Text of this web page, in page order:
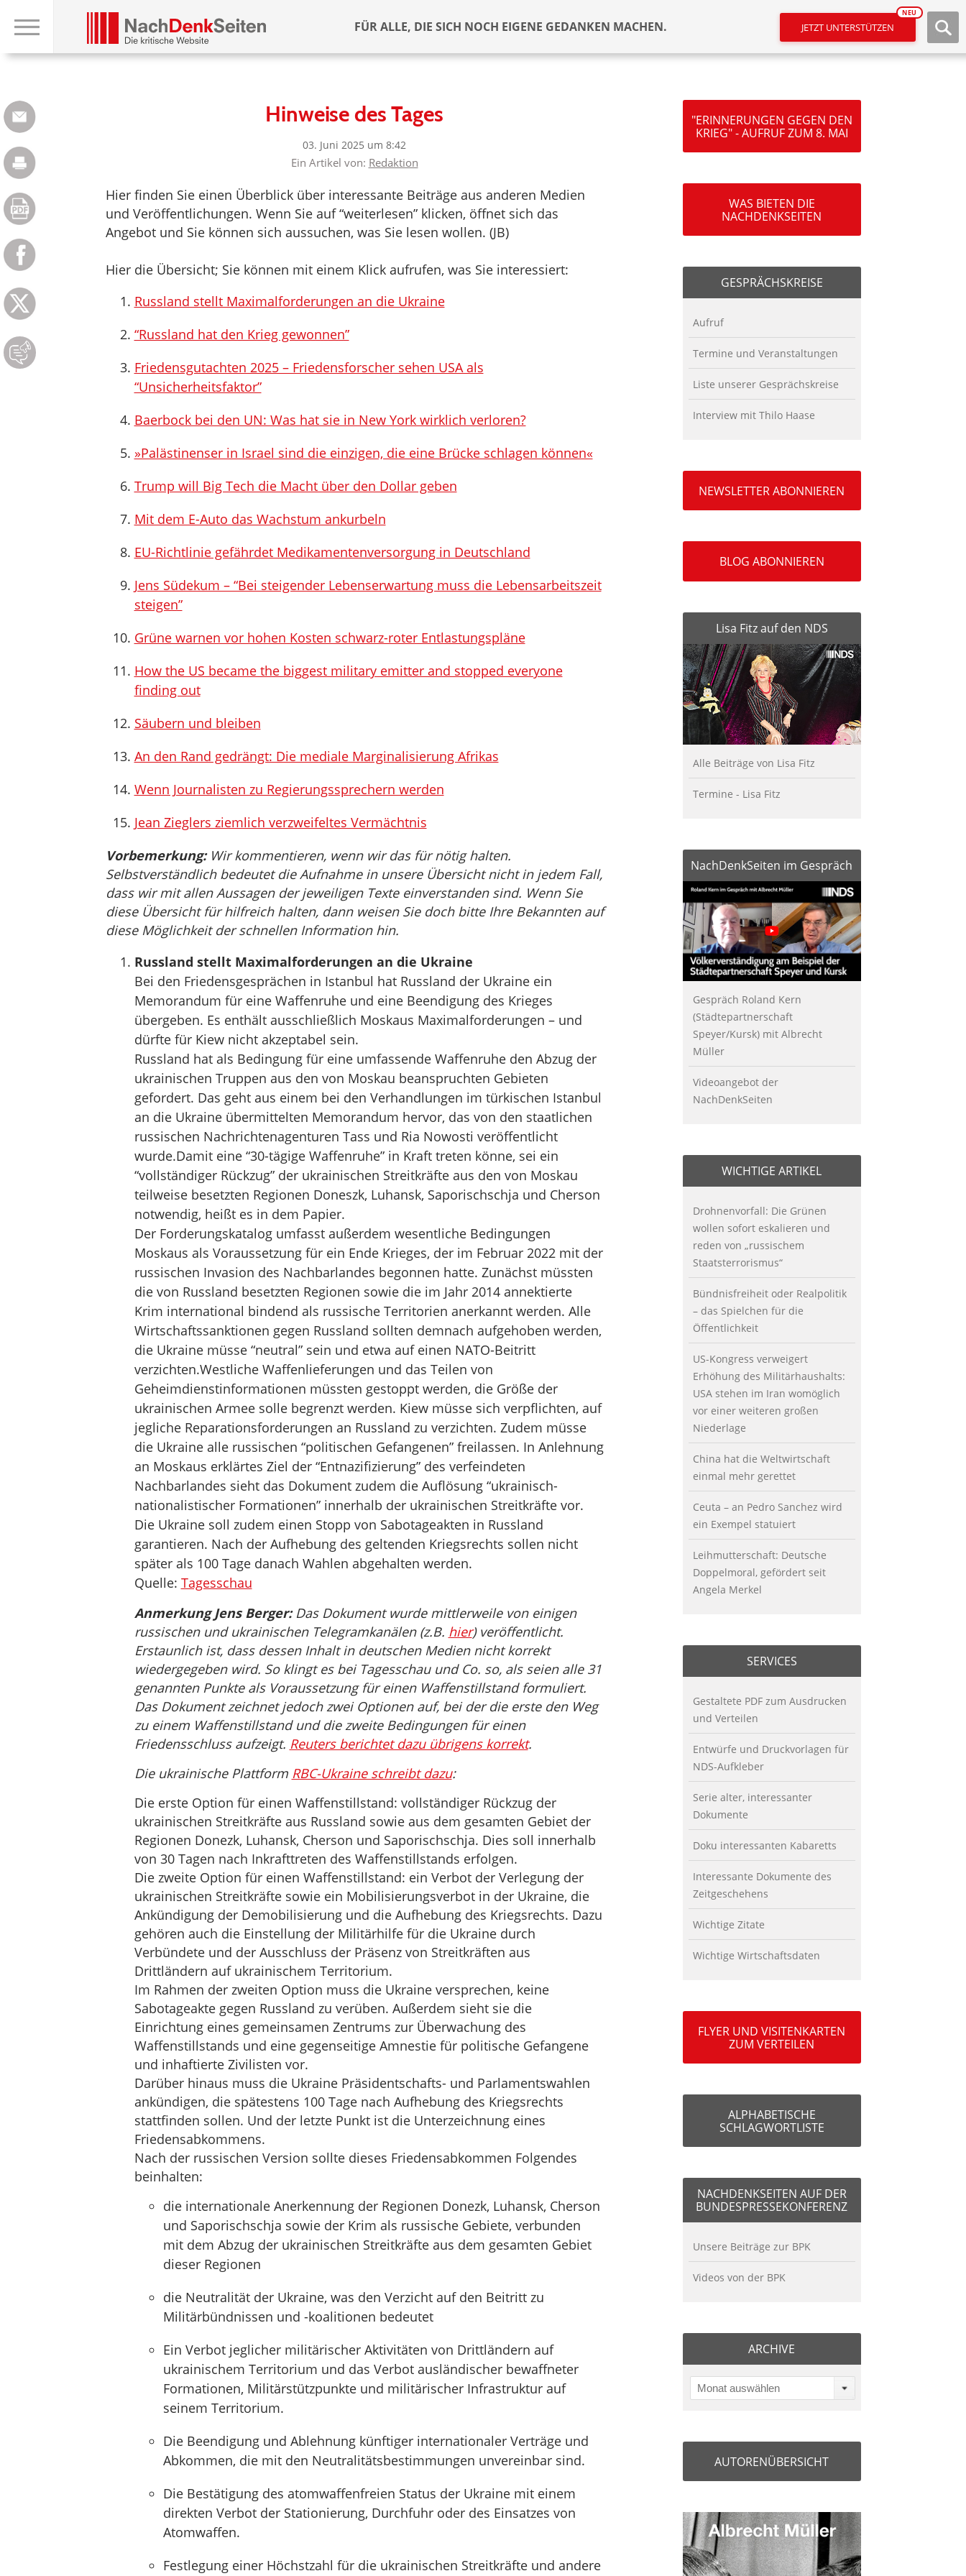
FÜR ALLE, DIE SICH NOCH EIGENE GEDANKEN MACHEN. JETZT UNTERSTÜTZEN
NEU
Hinweise des Tages
03. Juni 2025 um 8:42
Ein Artikel von: Redaktion
Hier finden Sie einen Überblick über interessante Beiträge aus anderen Medien
und Veröffentlichungen. Wenn Sie auf “weiterlesen” klicken, öffnet sich das
Angebot und Sie können sich aussuchen, was Sie lesen wollen. (JB)
Hier die Übersicht; Sie können mit einem Klick aufrufen, was Sie interessiert:
Russland stellt Maximalforderungen an die Ukraine
“Russland hat den Krieg gewonnen”
Friedensgutachten 2025 – Friedensforscher sehen USA als
“Unsicherheitsfaktor”
Baerbock bei den UN: Was hat sie in New York wirklich verloren?
»Palästinenser in Israel sind die einzigen, die eine Brücke schlagen können«
Trump will Big Tech die Macht über den Dollar geben
Mit dem E-Auto das Wachstum ankurbeln
EU-Richtlinie gefährdet Medikamentenversorgung in Deutschland
Jens Südekum – “Bei steigender Lebenserwartung muss die Lebensarbeitszeit
steigen”
Grüne warnen vor hohen Kosten schwarz-roter Entlastungspläne
How the US became the biggest military emitter and stopped everyone
finding out
Säubern und bleiben
An den Rand gedrängt: Die mediale Marginalisierung Afrikas
Wenn Journalisten zu Regierungssprechern werden
Jean Zieglers ziemlich verzweifeltes Vermächtnis
Vorbemerkung:Wir kommentieren, wenn wir das für nötig halten.
Selbstverständlich bedeutet die Aufnahme in unsere Übersicht nicht in jedem Fall,
dass wir mit allen Aussagen der jeweiligen Texte einverstanden sind. Wenn Sie
diese Übersicht für hilfreich halten, dann weisen Sie doch bitte Ihre Bekannten auf
diese Möglichkeit der schnellen Information hin.
Russland stellt Maximalforderungen an die Ukraine
Bei den Friedensgesprächen in Istanbul hat Russland der Ukraine ein
Memorandum für eine Waffenruhe und eine Beendigung des Krieges
übergeben. Es enthält ausschließlich Moskaus Maximalforderungen – und
dürfte für Kiew nicht akzeptabel sein.
Russland hat als Bedingung für eine umfassende Waffenruhe den Abzug der
ukrainischen Truppen aus den von Moskau beanspruchten Gebieten
gefordert. Das geht aus einem bei den Verhandlungen im türkischen Istanbul
an die Ukraine übermittelten Memorandum hervor, das von den staatlichen
russischen Nachrichtenagenturen Tass und Ria Nowosti veröffentlicht
wurde.Damit eine “30-tägige Waffenruhe” in Kraft treten könne, sei ein
“vollständiger Rückzug” der ukrainischen Streitkräfte aus den von Moskau
teilweise besetzten Regionen Doneszk, Luhansk, Saporischschja und Cherson
notwendig, heißt es in dem Papier.
Der Forderungskatalog umfasst außerdem wesentliche Bedingungen
Moskaus als Voraussetzung für ein Ende Krieges, der im Februar 2022 mit der
russischen Invasion des Nachbarlandes begonnen hatte. Zunächst müssten
die von Russland besetzten Regionen sowie die im Jahr 2014 annektierte
Krim international bindend als russische Territorien anerkannt werden. Alle
Wirtschaftssanktionen gegen Russland sollten demnach aufgehoben werden,
die Ukraine müsse “neutral” sein und etwa auf einen NATO-Beitritt
verzichten.Westliche Waffenlieferungen und das Teilen von
Geheimdienstinformationen müssten gestoppt werden, die Größe der
ukrainischen Armee solle begrenzt werden. Kiew müsse sich verpflichten, auf
jegliche Reparationsforderungen an Russland zu verzichten. Zudem müsse
die Ukraine alle russischen “politischen Gefangenen” freilassen. In Anlehnung
an Moskaus erklärtes Ziel der “Entnazifizierung” des verfeindeten
Nachbarlandes sieht das Dokument zudem die Auflösung “ukrainisch-
nationalistischer Formationen” innerhalb der ukrainischen Streitkräfte vor.
Die Ukraine soll zudem einen Stopp von Sabotageakten in Russland
garantieren. Nach der Aufhebung des geltenden Kriegsrechts sollen nicht
später als 100 Tage danach Wahlen abgehalten werden.
Quelle: Tagesschau
Anmerkung Jens Berger:Das Dokument wurde mittlerweile von einigen
russischen und ukrainischen Telegramkanälen (z.B. hier) veröffentlicht.
Erstaunlich ist, dass dessen Inhalt in deutschen Medien nicht korrekt
wiedergegeben wird. So klingt es bei Tagesschau und Co. so, als seien alle 31
genannten Punkte als Voraussetzung für einen Waffenstillstand formuliert.
Das Dokument zeichnet jedoch zwei Optionen auf, bei der die erste den Weg
zu einem Waffenstillstand und die zweite Bedingungen für einen
Friedensschluss aufzeigt. Reuters berichtet dazu übrigens korrekt.
Die ukrainische Plattform RBC-Ukraine schreibt dazu:
Die erste Option für einen Waffenstillstand: vollständiger Rückzug der
ukrainischen Streitkräfte aus Russland sowie aus dem gesamten Gebiet der
Regionen Donezk, Luhansk, Cherson und Saporischschja. Dies soll innerhalb
von 30 Tagen nach Inkrafttreten des Waffenstillstands erfolgen.
Die zweite Option für einen Waffenstillstand: ein Verbot der Verlegung der
ukrainischen Streitkräfte sowie ein Mobilisierungsverbot in der Ukraine, die
Ankündigung der Demobilisierung und die Aufhebung des Kriegsrechts. Dazu
gehören auch die Einstellung der Militärhilfe für die Ukraine durch
Verbündete und der Ausschluss der Präsenz von Streitkräften aus
Drittländern auf ukrainischem Territorium.
Im Rahmen der zweiten Option muss die Ukraine versprechen, keine
Sabotageakte gegen Russland zu verüben. Außerdem sieht sie die
Einrichtung eines gemeinsamen Zentrums zur Überwachung des
Waffenstillstands und eine gegenseitige Amnestie für politische Gefangene
und inhaftierte Zivilisten vor.
Darüber hinaus muss die Ukraine Präsidentschafts- und Parlamentswahlen
ankündigen, die spätestens 100 Tage nach Aufhebung des Kriegsrechts
stattfinden sollen. Und der letzte Punkt ist die Unterzeichnung eines
Friedensabkommens.
Nach der russischen Version sollte dieses Friedensabkommen Folgendes
beinhalten:
die internationale Anerkennung der Regionen Donezk, Luhansk, Cherson
und Saporischschja sowie der Krim als russische Gebiete, verbunden
mit dem Abzug der ukrainischen Streitkräfte aus dem gesamten Gebiet
dieser Regionen
die Neutralität der Ukraine, was den Verzicht auf den Beitritt zu
Militärbündnissen und -koalitionen bedeutet
Ein Verbot jeglicher militärischer Aktivitäten von Drittländern auf
ukrainischem Territorium und das Verbot ausländischer bewaffneter
Formationen, Militärstützpunkte und militärischer Infrastruktur auf
seinem Territorium.
Die Beendigung und Ablehnung künftiger internationaler Verträge und
Abkommen, die mit den Neutralitätsbestimmungen unvereinbar sind.
Die Bestätigung des atomwaffenfreien Status der Ukraine mit einem
direkten Verbot der Stationierung, Durchfuhr oder des Einsatzes von
Atomwaffen.
Festlegung einer Höchstzahl für die ukrainischen Streitkräfte und andere
"ERINNERUNGEN GEGEN DEN
KRIEG" - AUFRUF ZUM 8. MAI
WAS BIETEN DIE
NACHDENKSEITEN
GESPRÄCHSKREISE
Aufruf
Termine und Veranstaltungen
Liste unserer Gesprächskreise
Interview mit Thilo Haase
NEWSLETTER ABONNIEREN
BLOG ABONNIEREN
Lisa Fitz auf den NDS
Alle Beiträge von Lisa Fitz
Termine - Lisa Fitz
NachDenkSeiten im Gespräch
Gespräch Roland Kern
(Städtepartnerschaft
Speyer/Kursk) mit Albrecht
Müller
Videoangebot der
NachDenkSeiten
WICHTIGE ARTIKEL
Drohnenvorfall: Die Grünen
wollen sofort eskalieren und
reden von „russischem
Staatsterrorismus“
Bündnisfreiheit oder Realpolitik
– das Spielchen für die
Öffentlichkeit
US-Kongress verweigert
Erhöhung des Militärhaushalts:
USA stehen im Iran womöglich
vor einer weiteren großen
Niederlage
China hat die Weltwirtschaft
einmal mehr gerettet
Ceuta – an Pedro Sanchez wird
ein Exempel statuiert
Leihmutterschaft: Deutsche
Doppelmoral, gefördert seit
Angela Merkel
SERVICES
Gestaltete PDF zum Ausdrucken
und Verteilen
Entwürfe und Druckvorlagen für
NDS-Aufkleber
Serie alter, interessanter
Dokumente
Doku interessanten Kabaretts
Interessante Dokumente des
Zeitgeschehens
Wichtige Zitate
Wichtige Wirtschaftsdaten
FLYER UND VISITENKARTEN
ZUM VERTEILEN
ALPHABETISCHE
SCHLAGWORTLISTE
NACHDENKSEITEN AUF DER
BUNDESPRESSEKONFERENZ
Unsere Beiträge zur BPK
Videos von der BPK
ARCHIVE
Monat auswählen
AUTORENÜBERSICHT